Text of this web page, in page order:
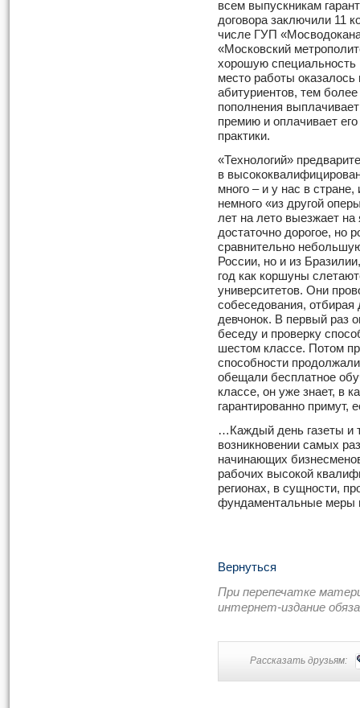
всем выпускникам
договора заключили 11
числе ГУП
«Московский
хорошую
место работы оказалось
абитуриентов, тем более
пополнения
премию и оплачивает
практики.
«Технологий»
в
много – и у нас в
немного «из другой
лет на лето выезжает
достаточно дорогое, но
сравнительно
России, но и из
год как коршуны
университетов. Они
собеседования,
девчонок. В первый раз
беседу и проверку
шестом классе. Потом
способности
обещали бесплатное
классе, он уже знает, в
гарантированно примут,
…Каждый день газеты и
возникновении самых
начинающих
рабочих высокой
регионах, в сущности,
фундаментальные меры
Вернуться
При перепечатке
интернет-издание
Рассказать друзьям: